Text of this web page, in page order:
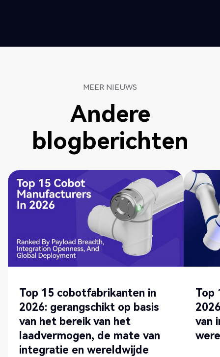
MEER NIEUWS
Andere
blogberichten
Top 15 cobotfabrikanten in
2026: gerangschikt op basis
van het bereik van het
laadvermogen, de mate van
integratie en wereldwijde
Top
van